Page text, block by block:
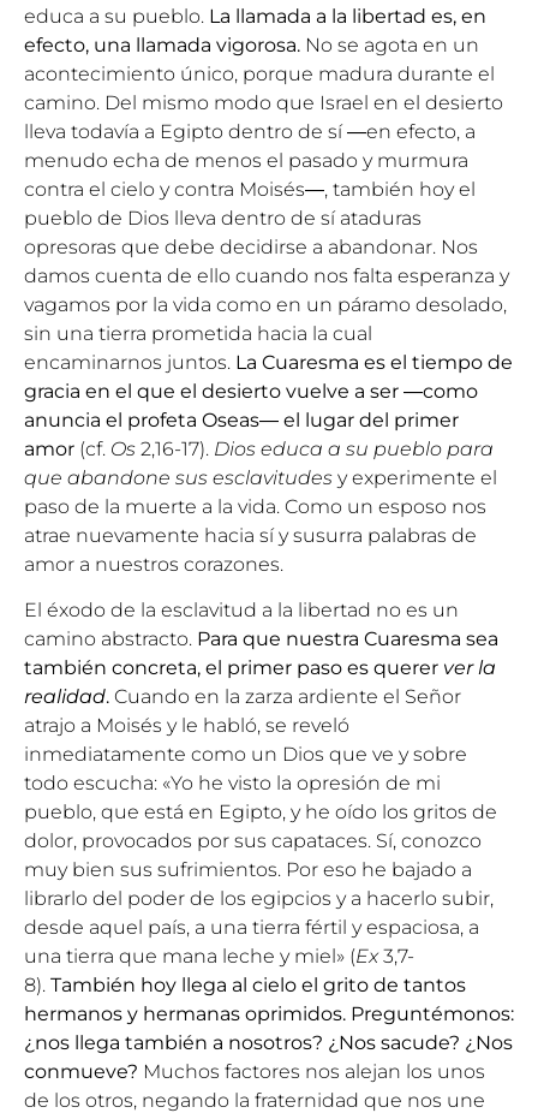
educa a su pueblo. La llamada a la libertad es, en
efecto, una llamada vigorosa. No se agota en un
acontecimiento único, porque madura durante el
camino. Del mismo modo que Israel en el desierto
lleva todavía a Egipto dentro de sí ―en efecto, a
menudo echa de menos el pasado y murmura
contra el cielo y contra Moisés―, también hoy el
pueblo de Dios lleva dentro de sí ataduras
opresoras que debe decidirse a abandonar. Nos
damos cuenta de ello cuando nos falta esperanza y
vagamos por la vida como en un páramo desolado,
sin una tierra prometida hacia la cual
encaminarnos juntos. La Cuaresma es el tiempo de
gracia en el que el desierto vuelve a ser ―como
anuncia el profeta Oseas― el lugar del primer
amor (cf. Os 2,16-17). Dios educa a su pueblo para
que abandone sus esclavitudes y experimente el
paso de la muerte a la vida. Como un esposo nos
atrae nuevamente hacia sí y susurra palabras de
amor a nuestros corazones.
El éxodo de la esclavitud a la libertad no es un
camino abstracto. Para que nuestra Cuaresma sea
también concreta, el primer paso es querer ver la
realidad. Cuando en la zarza ardiente el Señor
atrajo a Moisés y le habló, se reveló
inmediatamente como un Dios que ve y sobre
todo escucha: «Yo he visto la opresión de mi
pueblo, que está en Egipto, y he oído los gritos de
dolor, provocados por sus capataces. Sí, conozco
muy bien sus sufrimientos. Por eso he bajado a
librarlo del poder de los egipcios y a hacerlo subir,
desde aquel país, a una tierra fértil y espaciosa, a
una tierra que mana leche y miel» (Ex3,7-
8). También hoy llega al cielo el grito de tantos
hermanos y hermanas oprimidos. Preguntémonos:
¿nos llega también a nosotros? ¿Nos sacude? ¿Nos
conmueve? Muchos factores nos alejan los unos
de los otros, negando la fraternidad que nos une